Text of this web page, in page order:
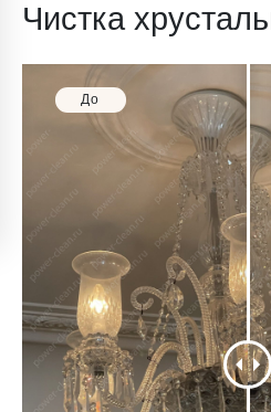
Чистка